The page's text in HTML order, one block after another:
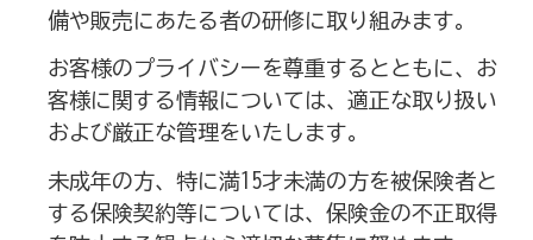
備や販売にあたる者の研修に取り組みます。
お客様のプライバシーを尊重するとともに、お
客様に関する情報については、適正な取り扱い
および厳正な管理をいたします。
未成年の方、特に満15才未満の方を被保険者と
する保険契約等については、保険金の不正取得